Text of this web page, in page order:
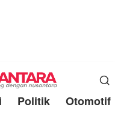
Politik Otomotif